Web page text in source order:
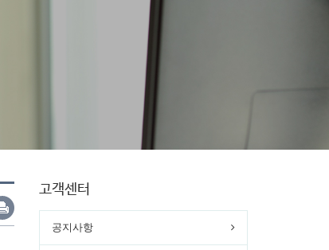
고객센터
공지사항